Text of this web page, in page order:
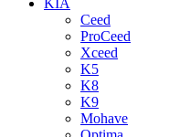
KIA
Ceed
ProCeed
Xceed
K5
K8
K9
Mohave